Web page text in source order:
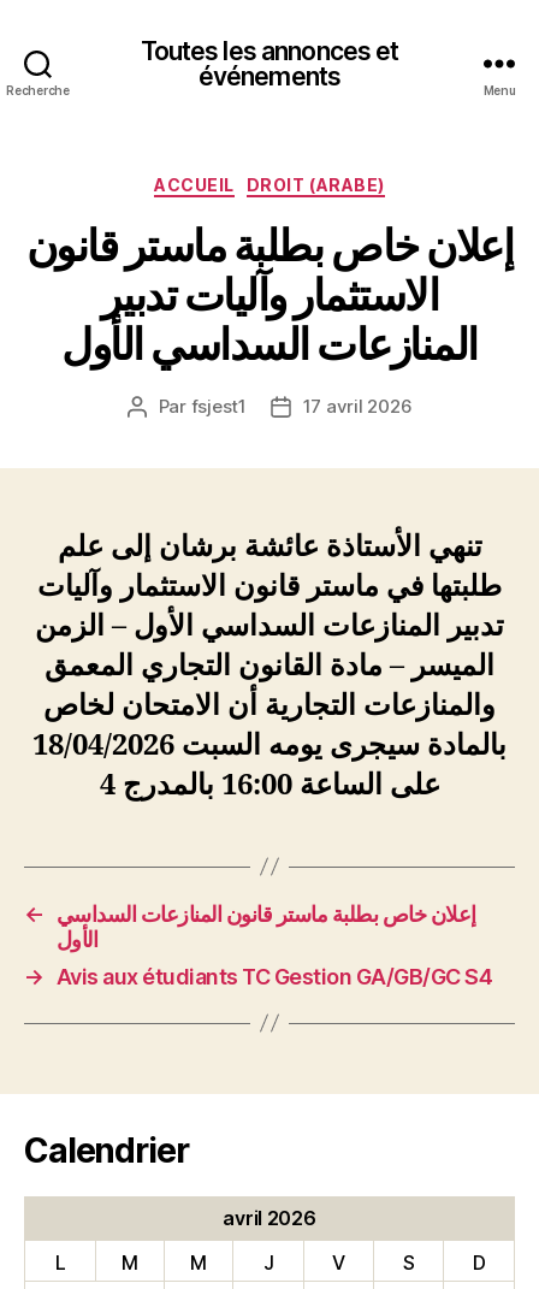
Recherche
Toutes les annonces et
événements
Menu
Catégories
ACCUEIL DROIT (ARABE)
إعلان خاص بطلبة ماستر قانون
الاستثمار وآليات تدبير
المنازعات السداسي الأول
Auteur
Par fsjest1
Date17 avril 2026
تنهي الأستاذة عائشة برشان إلى علم
طلبتها في ماستر قانون الاستثمار وآليات
تدبير المنازعات السداسي الأول – الزمن
الميسر – مادة القانون التجاري المعمق
والمنازعات التجارية أن الامتحان لخاص
بالمادة سيجرى يومه السبت 18/04/2026
على الساعة 16:00 بالمدرج 4
←
إعلان خاص بطلبة ماستر قانون المنازعات السداسي
الأول
→
Avis aux étudiants TC Gestion GA/GB/GC S4
Calendrier
avril 2026
L
M M J V S
D